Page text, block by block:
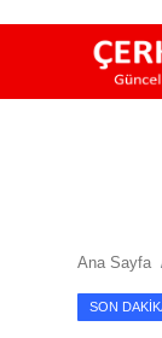
EkonomiAna Sayfa
SON